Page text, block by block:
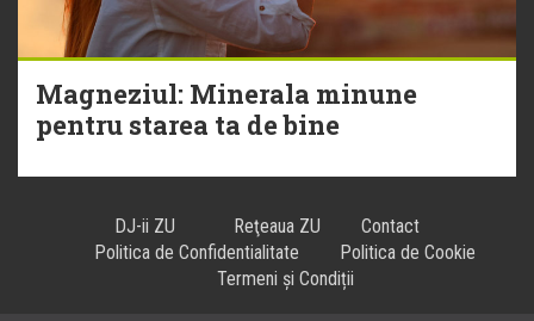
Magneziul: Minerala minune
pentru starea ta de bine
DJ-ii ZU Reţeaua ZU
Contact
Politica de Confidentialitate
Politica de Cookie
Termeni și Condiții